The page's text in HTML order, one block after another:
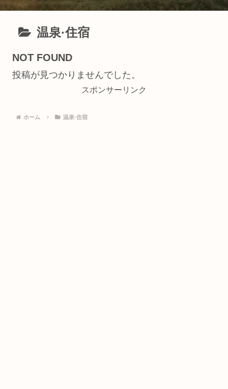
温泉·住宿
NOT FOUND
投稿が見つかりませんでした。
スポンサーリンク
ホーム 温泉·住宿